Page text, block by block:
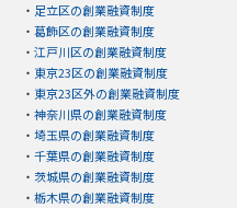
・ 足立区の創業融資制度
・ 葛飾区の創業融資制度
・ 江戸川区の創業融資制度
・ 東京23区の創業融資制度
・ 東京23区外の創業融資制度
・ 神奈川県の創業融資制度
・ 埼玉県の創業融資制度
・ 千葉県の創業融資制度
・ 茨城県の創業融資制度
・ 栃木県の創業融資制度